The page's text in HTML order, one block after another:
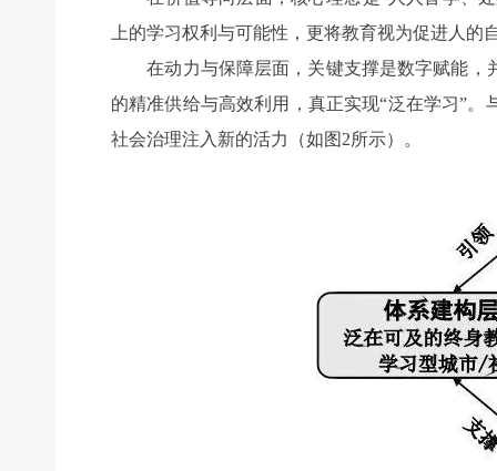
上的学习权利与可能性，更将教育视为促进人的
在动力与保障层面，关键支撑是数字赋能，
的精准供给与高效利用，真正实现“泛在学习”
社会治理注入新的活力（如图2所示）。